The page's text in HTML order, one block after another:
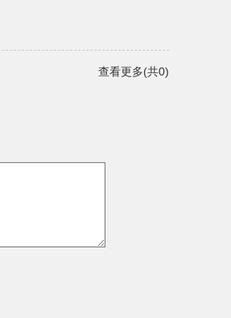
查看更多(共0)